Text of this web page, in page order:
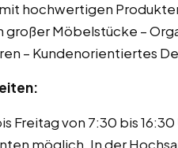
hochwertigen
großer Möbelstücke –
– Kundenorientiertes
Freitag von 7:30 bis
möglich. In der